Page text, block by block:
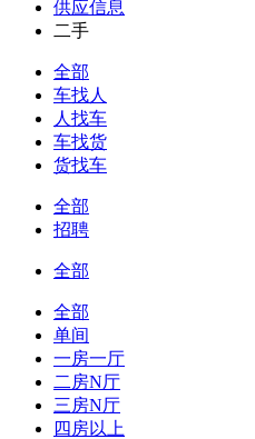
供应信息
二手
全部
车找人
人找车
车找货
货找车
全部
招聘
全部
全部
单间
一房一厅
二房N厅
三房N厅
四房以上